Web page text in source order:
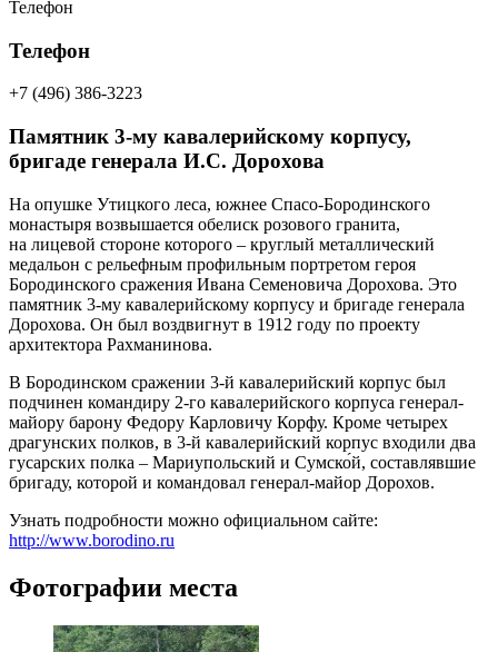
Телефон
Телефон
+7 (496) 386-3223
Памятник 3-му кавалерийскому корпусу,
бригаде генерала И.С. Дорохова
На опушке Утицкого леса, южнее Спасо-Бородинского
монастыря возвышается обелиск розового гранита,
на лицевой стороне которого – круглый металлический
медальон с рельефным профильным портретом героя
Бородинского сражения Ивана Семеновича Дорохова. Это
памятник 3-му кавалерийскому корпусу и бригаде генерала
Дорохова. Он был воздвигнут в 1912 году по проекту
архитектора Рахманинова.
В Бородинском сражении 3-й кавалерийский корпус был
подчинен командиру 2-го кавалерийского корпуса генерал-
майору барону Федору Карловичу Корфу. Кроме четырех
драгунских полков, в 3-й кавалерийский корпус входили два
гусарских полка – Мариупольский и Сумско́й, составлявшие
бригаду, которой и командовал генерал-майор Дорохов.
Узнать подробности можно официальном сайте:
http://www.borodino.ru
Фотографии места